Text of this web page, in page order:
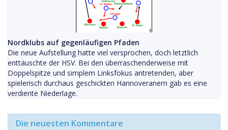
Nordklubs auf gegenläufigen Pfaden
Die neue Aufstellung hatte viel versprochen, doch letztlich
enttäuschte der HSV. Bei den überraschenderweise mit
Doppelspitze und simplem Linksfokus antretenden, aber
spielerisch durchaus geschickten Hannoveranern gab es eine
verdiente Niederlage.
Die neuesten Kommentare